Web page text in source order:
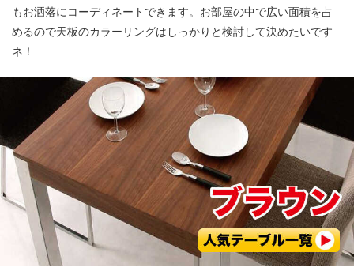
もお洒落にコーディネートできます。お部屋の中で広い面積を占
めるので天板のカラーリングはしっかりと検討して決めたいです
ネ！